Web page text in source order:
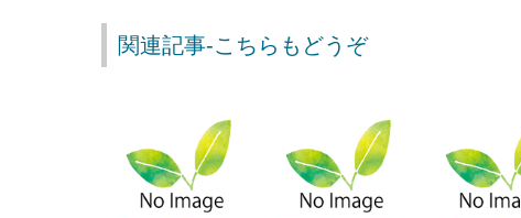
関連記事-こちらもどうぞ